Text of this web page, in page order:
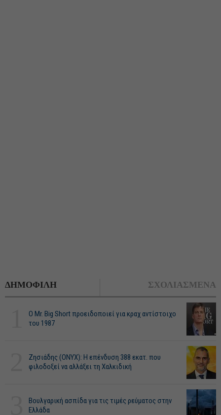
ΔΗΜΟΦΙΛΗ ΣΧΟΛΙΑΣΜΕΝΑ
O Mr. Big Short προειδοποιεί για κραχ αντίστοιχο
του 1987
Ζησιάδης (ONYX): Η επένδυση 388 εκατ. που
φιλοδοξεί να αλλάξει τη Χαλκιδική
Βουλγαρική ασπίδα για τις τιμές ρεύματος στην
Ελλάδα